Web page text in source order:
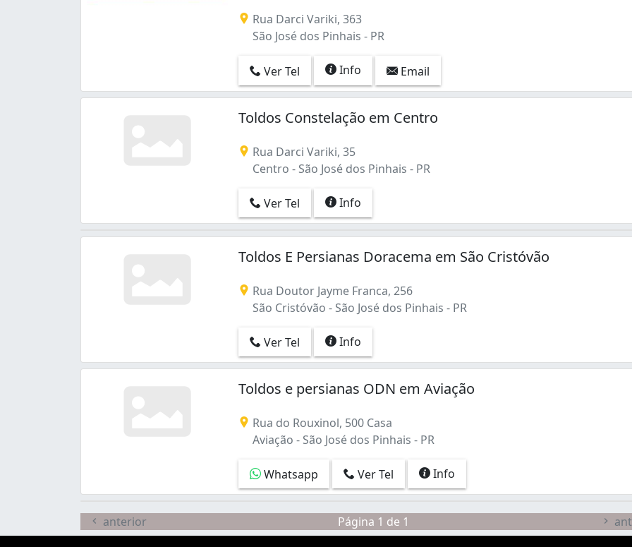
Rua Darci Variki, 363
São José dos Pinhais - PR
Ver Tel Info Email
Toldos Constelação em Centro
Rua Darci Variki, 35
Centro - São José dos Pinhais - PR
Ver Tel Info
Toldos E Persianas Doracema em São Cristóvão
Rua Doutor Jayme Franca, 256
São Cristóvão - São José dos Pinhais - PR
Ver Tel Info
Toldos e persianas ODN em Aviação
Rua do Rouxinol, 500 Casa
Aviação - São José dos Pinhais - PR
Whatsapp Ver Tel Info
anterior Página 1 de 1